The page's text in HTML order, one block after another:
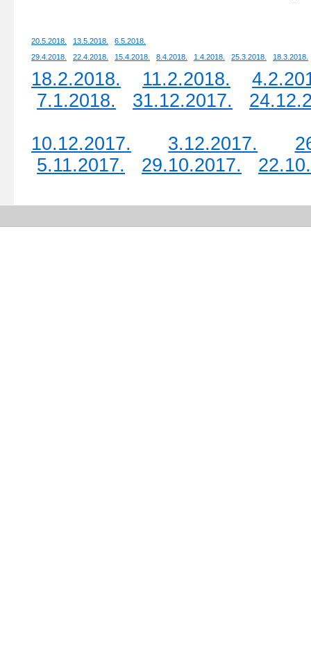
20.5.2018. 13.5.2018.
6.5.2018.
29.4.2018.
22.4.2018. 15.4.2018. 8.4.2018. 1.4.2018. 25.3.2018. 18.3.2018.
18.2.2018. 11.2.2018.
7.1.2018.
31.12.2017.
10.12.2017. 3.12.2017.
5.11.2017.
29.10.2017.